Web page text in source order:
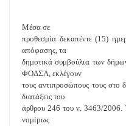
Μέσα σε
προθεσμία δεκαπέντε (15)
απόφασης, τα
δημοτικά συμβούλια των
ΦΟΔΣΑ, εκλέγουν
τους αντιπροσώπους τους στο
διατάξεις του
άρθρου 246 του ν. 3463/2006.
νομίμως